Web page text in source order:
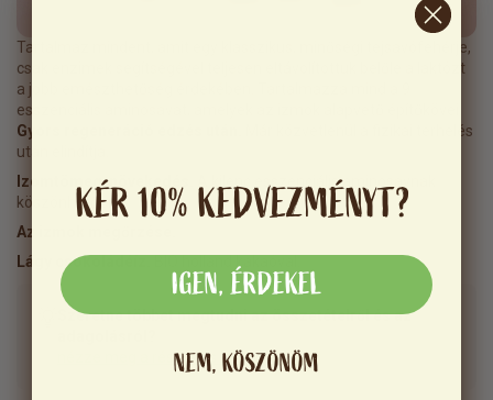
Tartalmaz mindent, amit egy klasszikus, minőségi tejsavófehérje,
csak enzimek segítségével teljesen eltávolítottuk belőle a laktózt
a jobb emészthetőség érdekében. Tartalmazza mind a 9
esszenciális aminosavat, amelyek az izmok alapvető építőkövei.
Gyors regeneráció edzés után.
Már közvetlenül a fizikai terhelés
után elindítja.
Izomtömeg-növekedés.
A kilenc esszenciális aminosavnak
köszönhetően.
Az izmok megőrzése.
Lágy csokoládéíz.
Szeretne többet megtudni az összetételről és az
nézze meg a részletes információkat
KÉR 10% KEDVEZMÉNYT?
IGEN, ÉRDEKEL
NEM, KÖSZÖNÖM